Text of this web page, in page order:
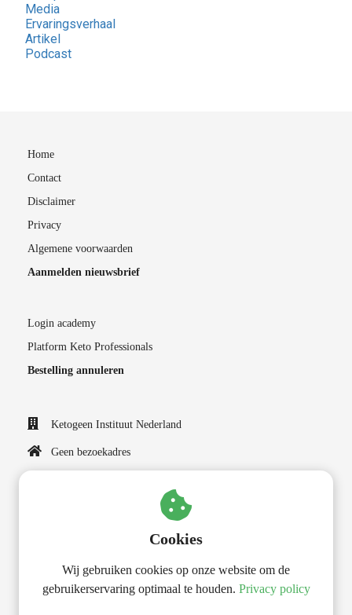
Media
Ervaringsverhaal
Artikel
Podcast
Home
Contact
Disclaimer
Privacy
Algemene voorwaarden
Aanmelden nieuwsbrief
Login academy
Platform Keto Professionals
Bestelling annuleren
Ketogeen Instituut Nederland
Geen bezoekadres
info@ketogeeninstituut.nl
KvK nummer: 50052810Cookies
Wij gebruiken cookies op onze website om de
gebruikerservaring optimaal te houden. Privacy policy